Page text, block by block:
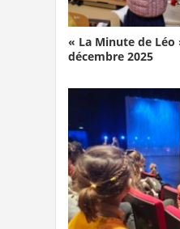
« La Minute de Léo
décembre 2025